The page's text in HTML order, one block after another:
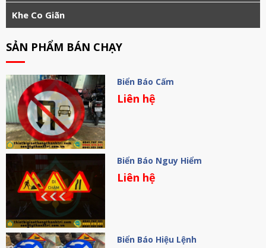
Khe Co Giãn
SẢN PHẨM BÁN CHẠY
Biển Báo Cấm
Liên hệ
Biển Báo Nguy Hiểm
Liên hệ
Biển Báo Hiệu Lệnh